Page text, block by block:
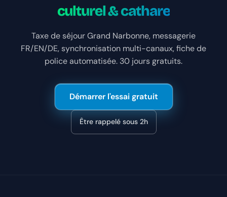
culturel & cathare
Taxe de séjour Grand Narbonne, messagerie
FR/EN/DE, synchronisation multi-canaux, fiche de
police automatisée. 30 jours gratuits.
Démarrer l'essai gratuit
Être rappelé sous 2h